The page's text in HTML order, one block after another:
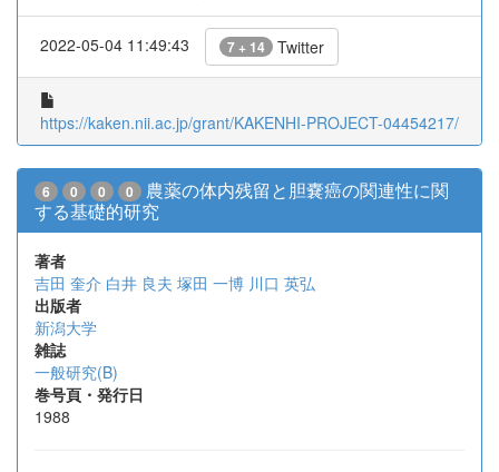
2022-05-04 11:49:43 7 + 14 Twitter
https://kaken.nii.ac.jp/grant/KAKENHI-PROJECT-04454217/
6 0 0 0
農薬の体内残留と胆嚢癌の関連性に関
する基礎的研究
著者
吉田 奎介 白井 良夫 塚田 一博 川口 英弘
出版者
新潟大学
雑誌
一般研究(B)
巻号頁・発行日
1988